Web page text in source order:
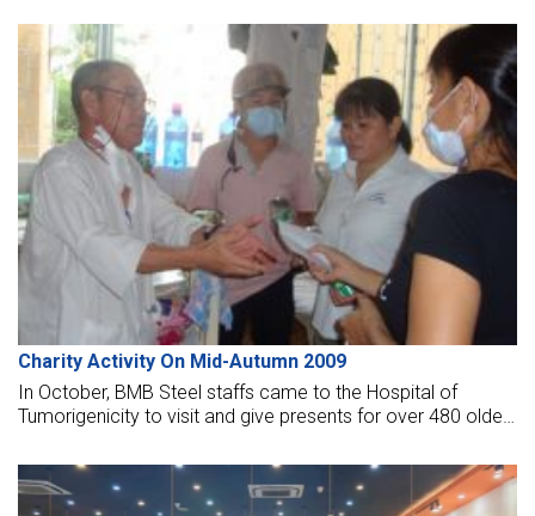
니다.
Charity Activity On Mid-Autumn 2009
In October, BMB Steel staffs came to the Hospital of
Tumorigenicity to visit and give presents for over 480 older